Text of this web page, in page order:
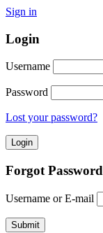
Sign in
Login
Username
Password
Lost your password?
Forgot Password
Username or E-mail